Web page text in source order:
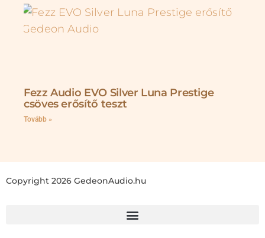
Fezz Audio EVO Silver Luna Prestige
csöves erősítő teszt
Tovább »
Copyright 2026 GedeonAudio.hu